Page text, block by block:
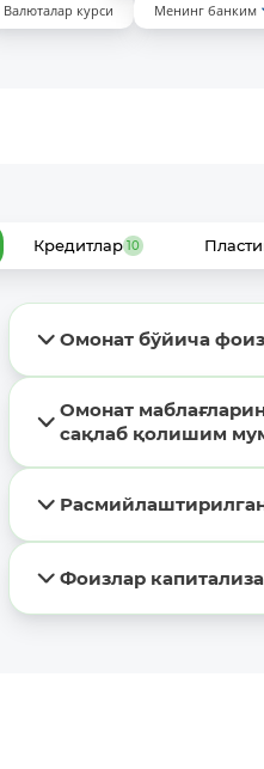
Валюталар курси Менинг банким
Кредитлар 10
Омонат бўйича
Омонат
сақлаб қолишим
Фоизлар